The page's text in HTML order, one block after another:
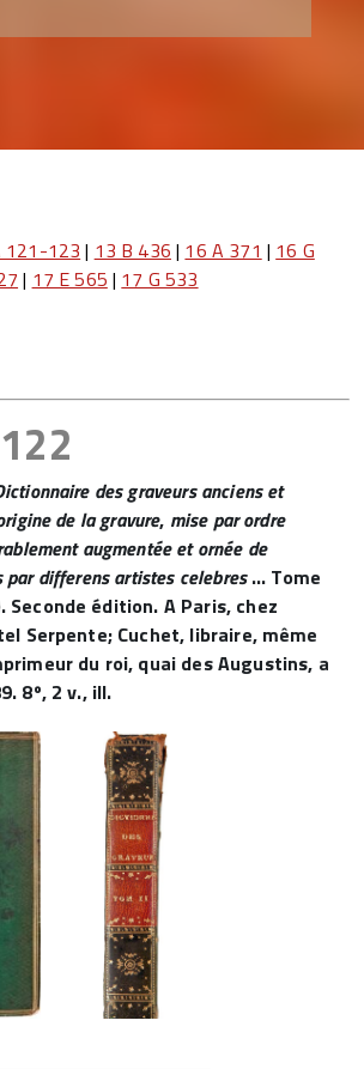
121-123 | 13 B 436 | 16 A 371 | 16 G
| 17 E 565 | 17 G 533
des graveurs anciens et
de la gravure, mise par ordre
augmentée et ornée de
par differens artistes celebres… Tome
Seconde édition. A Paris, chez
Serpente; Cuchet, libraire, même
du roi, quai des Augustins, a
8º, 2 v., ill.